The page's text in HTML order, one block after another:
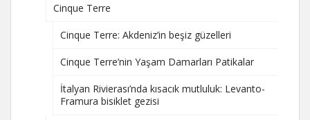
Cinque Terre
Cinque Terre: Akdeniz’in beşiz güzelleri
Cinque Terre’nin Yaşam Damarları Patikalar
İtalyan Rivierası’nda kısacık mutluluk: Levanto-
Framura bisiklet gezisi